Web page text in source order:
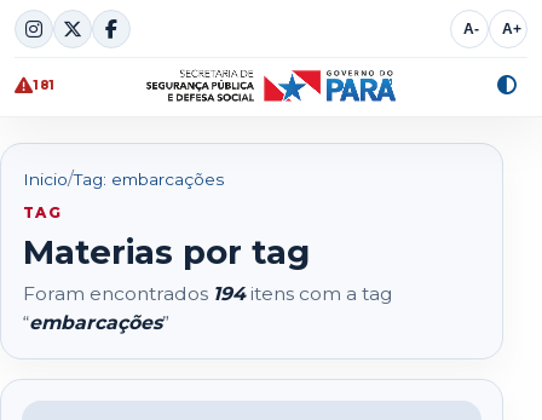
Skip
to
content
A- A+
181
Inicio/Tag: embarcações
TAG
Materias por tag
Foram encontrados 194itens com a tag
“embarcações”